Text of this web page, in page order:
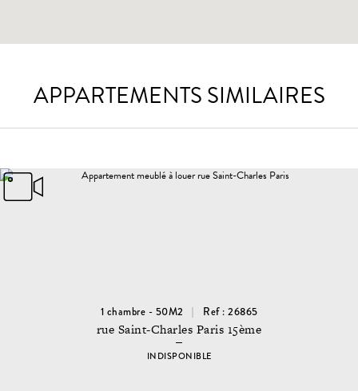
APPARTEMENTS SIMILAIRES
1 chambre - 50M2 Ref : 26865
rue Saint-Charles Paris 15ème
INDISPONIBLE